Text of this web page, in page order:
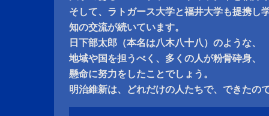
そして、ラトガース大学と福井大学も提携し
知の交流が続いています。
日下部太郎（本名は八木八十八）のような、
地域や国を担うべく、多くの人が粉骨砕身、
懸命に努力をしたことでしょう。
明治維新は、どれだけの人たちで、できたの